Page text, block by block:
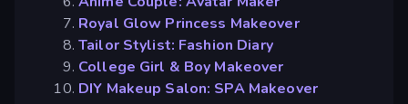
Royal Glow Princess Makeover
Tailor Stylist: Fashion Diary
College Girl & Boy Makeover
DIY Makeup Salon: SPA Makeover